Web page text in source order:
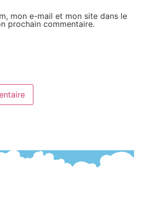
mon e-mail et mon site dans le
prochain commentaire.